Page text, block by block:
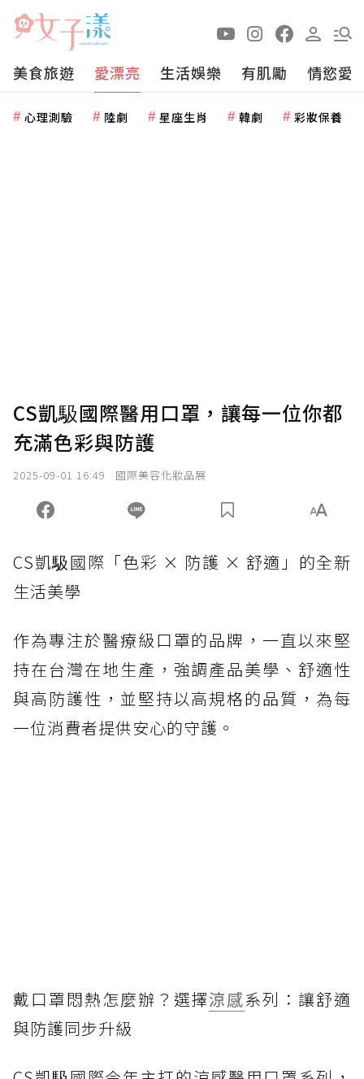
美食旅遊 愛漂亮 生活娛樂 有肌勵 情慾愛
心理測驗 陸劇 星座生肖 韓劇 彩妝保養
CS凱馺國際醫用口罩，讓每一位你都
充滿色彩與防護
2025-09-01 16:49 國際美容化妝品展
CS凱馺國際「色彩 × 防護 × 舒適」的全新
生活美學
作為專注於醫療級口罩的品牌，一直以來堅
持在台灣在地生產，強調產品美學、舒適性
與高防護性，並堅持以高規格的品質，為每
一位消費者提供安心的守護。
戴口罩悶熱怎麼辦？選擇涼感系列：讓舒適
與防護同步升級